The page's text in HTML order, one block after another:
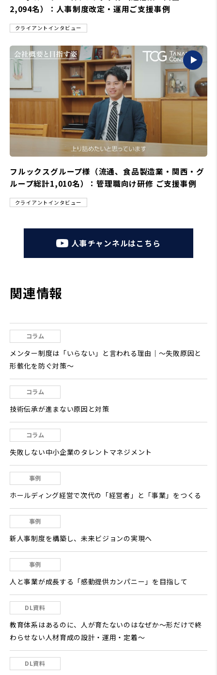
2,094名）：人事制度改定・運用ご支援事例
クライアントインタビュー
フルックスグループ様（流通、食品製造業・関西・グ
ループ総計1,010名）：管理職向け研修 ご支援事例
クライアントインタビュー
人事チャンネルはこちら
関連情報
コラム
メンター制度は「いらない」と言われる理由｜～失敗原因と
形骸化を防ぐ対策～
コラム
技術伝承が進まない原因と対策
コラム
失敗しない中小企業のタレントマネジメント
事例
ホールディング経営で次代の「経営者」と「事業」をつくる
事例
新人事制度を構築し、未来ビジョンの実現へ
事例
人と事業が成長する「感動提供カンパニー」を目指して
DL資料
教育体系はあるのに、人が育たないのはなぜか～形だけで終
わらせない人材育成の設計・運用・定着～
DL資料